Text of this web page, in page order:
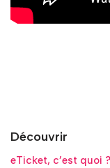
Découvrir
eTicket, c’est quoi ?